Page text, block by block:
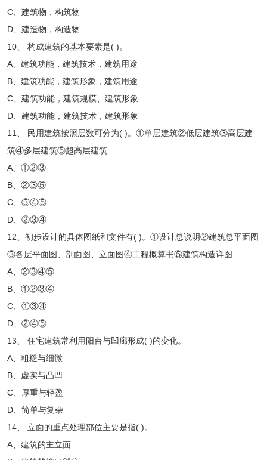
C、建筑物，构筑物
D、建造物，构造物
10、 构成建筑的基本要素是( )。
A、建筑功能，建筑技术，建筑用途
B、建筑功能，建筑形象，建筑用途
C、建筑功能，建筑规模、建筑形象
D、建筑功能，建筑技术，建筑形象
11、 民用建筑按照层数可分为( )。①单层建筑②低层建筑③高层建
筑④多层建筑⑤超高层建筑
A、①②③
B、②③⑤
C、③④⑤
D、②③④
12、初步设计的具体图纸和文件有( )。①设计总说明②建筑总平面图
③各层平面图、剖面图、立面图④工程概算书⑤建筑构造详图
A、②③④⑤
B、①②③④
C、①③④
D、②④⑤
13、 住宅建筑常利用阳台与凹廊形成( )的变化。
A、粗糙与细微
B、虚实与凸凹
C、厚重与轻盈
D、简单与复杂
14、 立面的重点处理部位主要是指( )。
A、建筑的主立面